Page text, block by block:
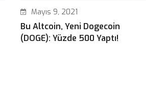
Mayıs 9, 2021
Bu Altcoin, Yeni Dogecoin
(DOGE): Yüzde 500 Yaptı!